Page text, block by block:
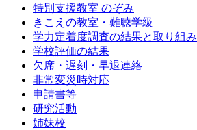
特別支援教室 のぞみ
きこえの教室・難聴学級
学力定着度調査の結果と取り組み
学校評価の結果
欠席・遅刻・早退連絡
非常変災時対応
申請書等
研究活動
姉妹校